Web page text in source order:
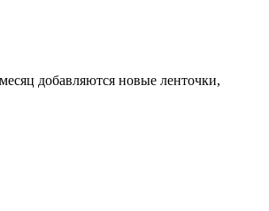
добавляются новые ленточки,